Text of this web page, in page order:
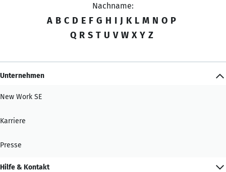
Nachname:
A B C D E F G H I J K L M N O P
Q R S T U V W X Y Z
Unternehmen
New Work SE
Karriere
Presse
Hilfe & Kontakt